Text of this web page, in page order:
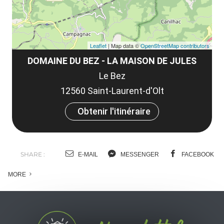
DOMAINE DU BEZ - LA MAISON DE JULES
Le Bez
12560 Saint-Laurent-d'Olt
Obtenir l'itinéraire
Leaflet| Map data ©OpenStreetMap contributors
SHARE : E-MAIL MESSENGER FACEBOOK
MORE